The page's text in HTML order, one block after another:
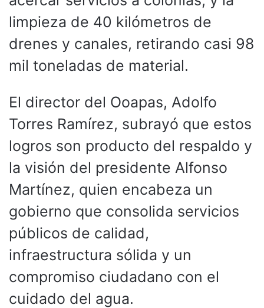
limpieza de 40 kilómetros de
drenes y canales, retirando casi 98
mil toneladas de material.
El director del Ooapas, Adolfo
Torres Ramírez, subrayó que estos
logros son producto del respaldo y
la visión del presidente Alfonso
Martínez, quien encabeza un
gobierno que consolida servicios
públicos de calidad,
infraestructura sólida y un
compromiso ciudadano con el
cuidado del agua.